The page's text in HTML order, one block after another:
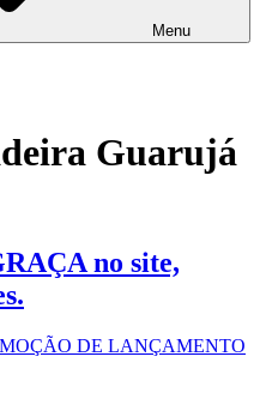
Menu
Guarujá
no site,
DE LANÇAMENTO